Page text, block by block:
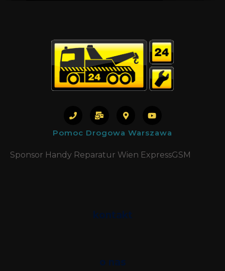
Pomoc Drogowa Warszawa
Sponsor Handy Reparatur Wien ExpressGSM
kontakt
o nas